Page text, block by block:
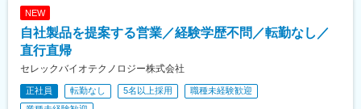
NEW
自社製品を提案する営業／経験学歴不問／転勤なし／
直行直帰
セレックバイオテクノロジー株式会社
正社員 転勤なし 5名以上採用
職種未経験歓迎